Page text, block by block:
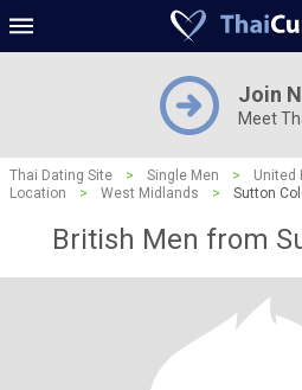
Join
Meet
Thai Dating Site > Single Men > United
Location
> West Midlands > Sutton
British Men from